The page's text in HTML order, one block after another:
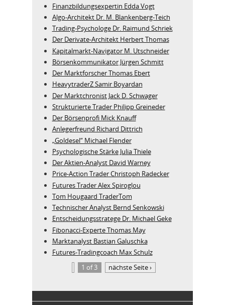
Finanzbildungsexpertin Edda Vogt
Algo‑Architekt Dr. M. Blankenberg‑Teich
Trading-Psychologe Dr. Raimund Schriek
Der Derivate‑Architekt Herbert Thomas
Kapitalmarkt-Navigator M. Utschneider
Börsenkommunikator Jürgen Schmitt
Der Marktforscher Thomas Ebert
HeavytraderZ Samir Boyardan
Der Marktchronist Jack D. Schwager
Strukturierte Trader Philipp Greineder
Der Börsenprofi Mick Knauff
Anlegerfreund Richard Dittrich
„Goldesel“ Michael Flender
Psychologische Stärke Julia Thiele
Der Aktien-Analyst David Warney
Price-Action Trader Christoph Radecker
Futures Trader Alex Spiroglou
Tom Hougaard TraderTom
Technischer Analyst Bernd Senkowski
Entscheidungsstratege Dr. Michael Geke
Fibonacci-Experte Thomas May
Marktanalyst Bastian Galuschka
Futures-Tradingcoach Max Schulz
1 of 3
nächste Seite ›